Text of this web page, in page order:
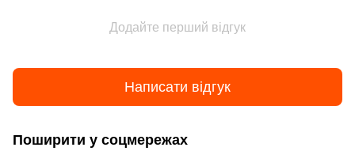
Додайте перший відгук
Написати відгук
Поширити у соцмережах